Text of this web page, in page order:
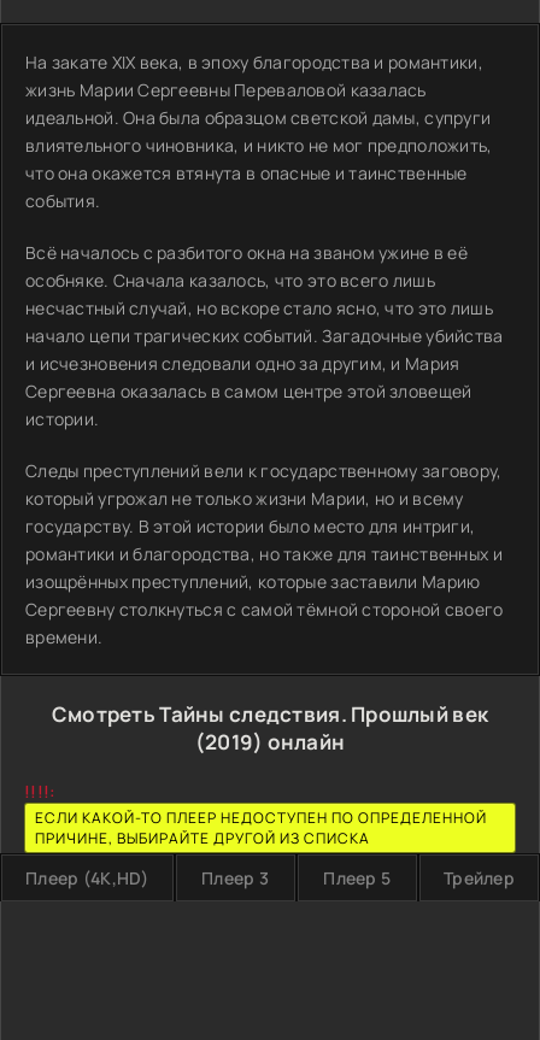
На закате XIX века, в эпоху благородства и романтики,
жизнь Марии Сергеевны Переваловой казалась
идеальной. Она была образцом светской дамы, супруги
влиятельного чиновника, и никто не мог предположить,
что она окажется втянута в опасные и таинственные
события.
Всё началось с разбитого окна на званом ужине в её
особняке. Сначала казалось, что это всего лишь
несчастный случай, но вскоре стало ясно, что это лишь
начало цепи трагических событий. Загадочные убийства
и исчезновения следовали одно за другим, и Мария
Сергеевна оказалась в самом центре этой зловещей
истории.
Следы преступлений вели к государственному заговору,
который угрожал не только жизни Марии, но и всему
государству. В этой истории было место для интриги,
романтики и благородства, но также для таинственных и
изощрённых преступлений, которые заставили Марию
Сергеевну столкнуться с самой тёмной стороной своего
времени.
Смотреть Тайны следствия. Прошлый век
(2019) онлайн
!!!!:
ЕСЛИ КАКОЙ-ТО ПЛЕЕР НЕДОСТУПЕН ПО ОПРЕДЕЛЕННОЙ
ПРИЧИНЕ, ВЫБИРАЙТЕ ДРУГОЙ ИЗ СПИСКА
Плеер (4K,HD) Плеер 3 Плеер 5 Трейлер